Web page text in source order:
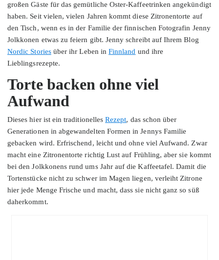
großen Gäste für das gemütliche Oster-Kaffeetrinken angekündigt
haben. Seit vielen, vielen Jahren kommt diese Zitronentorte auf
den Tisch, wenn es in der Familie der finnischen Fotografin Jenny
Jolkkonen etwas zu feiern gibt. Jenny schreibt auf Ihrem Blog
Nordic Storiesüber ihr Leben in Finnland und ihre
Lieblingsrezepte.
Torte backen ohne viel
Aufwand
Dieses hier ist ein traditionellesRezept, das schon über
Generationen in abgewandelten Formen in Jennys Familie
gebacken wird. Erfrischend, leicht und ohne viel Aufwand. Zwar
macht eine Zitronentorte richtig Lust auf Frühling, aber sie kommt
bei den Jolkkonens rund ums Jahr auf die Kaffeetafel. Damit die
Tortenstücke nicht zu schwer im Magen liegen, verleiht Zitrone
hier jede Menge Frische und macht, dass sie nicht ganz so süß
daherkommt.